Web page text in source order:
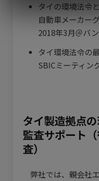
タイの環境法令
自動車メーカー
2018年3月＠バン
タイ環境法令の
SBICミーティン
タイ製造拠点
監査サポート
査）
弊社では、親会社